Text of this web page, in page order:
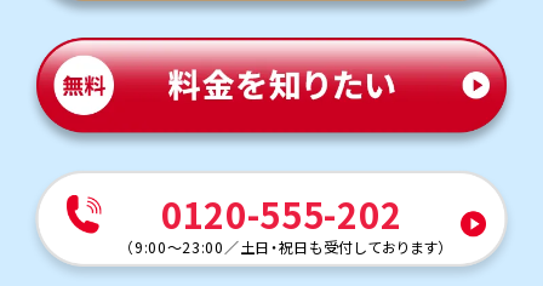
数学（教科書：啓林館）
阿知須中では基礎的な計算問題は学校で扱った問題やそ
の類題がほとんどですが、一部応用問題も出題されます。
トライではダイアログ式学習法で試験範囲の内容を理解で
きているかアウトプットさせ、一人ひとりの学力・性格に合
徴です。しかし教科書の内容把握や英単語等の定着及びリ
スニングの対策も必要です。自分ではなかなか対策しにく
い分野ですが、一人ひとりの課題に合わせ一緒に対策を作
り上げていきます。
0120-555-202
（9:00～23:00 ／土日・祝日も受付しております）